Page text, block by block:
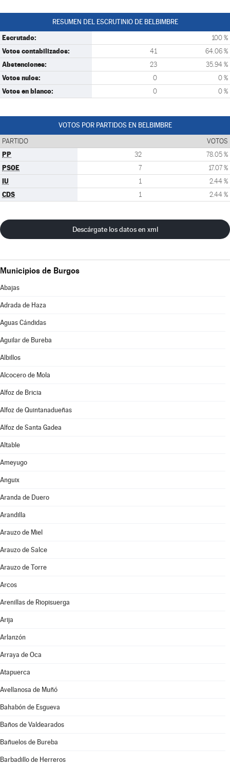
RESUMEN DEL ESCRUTINIO DE BELBIMBRE
Escrutado: 100 %
Votos contabilizados: 41 64.06 %
Abstenciones: 23 35.94 %
Votos nulos: 0 0 %
Votos en blanco: 0 0 %
VOTOS POR PARTIDOS EN BELBIMBRE
PARTIDO VOTOS
PP 32 78.05 %
PSOE 7 17.07 %
IU 1 2.44 %
CDS 1 2.44 %
Descárgate los datos en xml
Municipios de Burgos
Abajas
Adrada de Haza
Aguas Cándidas
Aguilar de Bureba
Albillos
Alcocero de Mola
Alfoz de Bricia
Alfoz de Quintanadueñas
Alfoz de Santa Gadea
Altable
Ameyugo
Anguix
Aranda de Duero
Arandilla
Arauzo de Miel
Arauzo de Salce
Arauzo de Torre
Arcos
Arenillas de Riopisuerga
Arija
Arlanzón
Arraya de Oca
Atapuerca
Avellanosa de Muñó
Bahabón de Esgueva
Baños de Valdearados
Bañuelos de Bureba
Barbadillo de Herreros